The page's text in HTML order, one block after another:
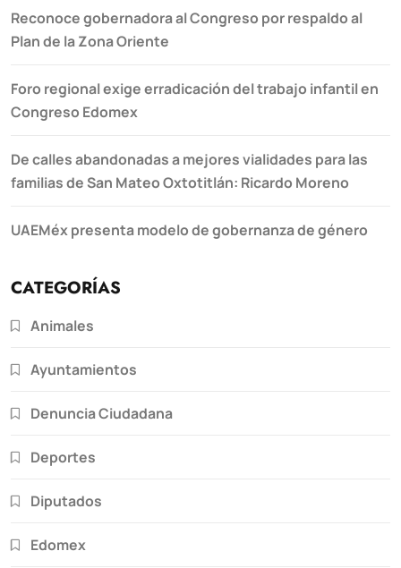
Reconoce gobernadora al Congreso por respaldo al
Plan de la Zona Oriente
Foro regional exige erradicación del trabajo infantil en
Congreso Edomex
De calles abandonadas a mejores vialidades para las
familias de San Mateo Oxtotitlán: Ricardo Moreno
UAEMéx presenta modelo de gobernanza de género
CATEGORÍAS
Animales
Ayuntamientos
Denuncia Ciudadana
Deportes
Diputados
Edomex